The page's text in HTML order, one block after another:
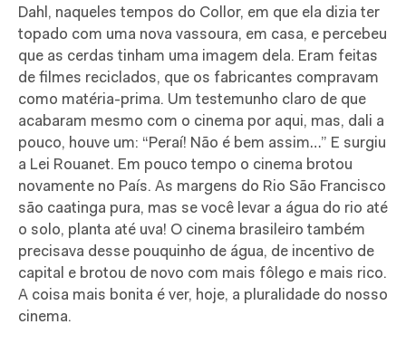
Dahl, naqueles tempos do Collor, em que ela dizia ter
topado com uma nova vassoura, em casa, e percebeu
que as cerdas tinham uma imagem dela. Eram feitas
de filmes reciclados, que os fabricantes compravam
como matéria-prima. Um testemunho claro de que
acabaram mesmo com o cinema por aqui, mas, dali a
pouco, houve um: “Peraí! Não é bem assim…” E surgiu
a Lei Rouanet. Em pouco tempo o cinema brotou
novamente no País. As margens do Rio São Francisco
são caatinga pura, mas se você levar a água do rio até
o solo, planta até uva! O cinema brasileiro também
precisava desse pouquinho de água, de incentivo de
capital e brotou de novo com mais fôlego e mais rico.
A coisa mais bonita é ver, hoje, a pluralidade do nosso
cinema.